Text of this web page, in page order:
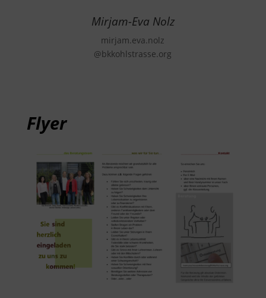
Mirjam-Eva Nolz
mirjam.eva.nolz
@bkkohlstrasse.org
Flyer